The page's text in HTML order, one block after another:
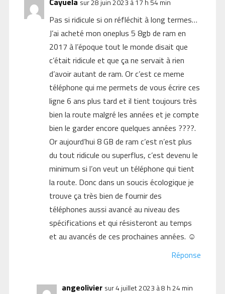
Pas si ridicule si on réfléchit à long termes…
J’ai acheté mon oneplus 5 8gb de ram en
2017 à l’époque tout le monde disait que
c’était ridicule et que ça ne servait à rien
d’avoir autant de ram. Or c’est ce meme
téléphone qui me permets de vous écrire ces
ligne 6 ans plus tard et il tient toujours très
bien la route malgré les années et je compte
bien le garder encore quelques années ????.
Or aujourd’hui 8 GB de ram c’est n’est plus
du tout ridicule ou superflus, c’est devenu le
minimum si l’on veut un téléphone qui tient
la route. Donc dans un soucis écologique je
trouve ça très bien de fournir des
téléphones aussi avancé au niveau des
spécifications et qui résisteront au temps
et au avancés de ces prochaines années. ☺️
Réponse
angeolivier sur 4 juillet 2023 à 8 h 24 min